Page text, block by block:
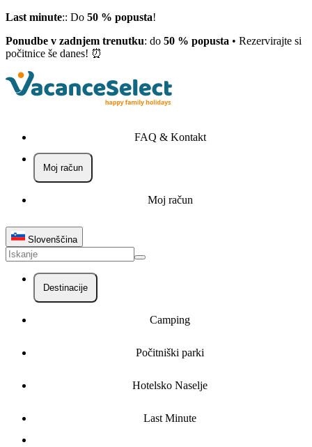
Last minute:: Do 50 % popusta!
Ponudbe v zadnjem trenutku: do 50 % popusta • Rezervirajte si
počitnice še danes! ⏰
FAQ & Kontakt
Moj račun
Moj račun
Slovenščina
Destinacije
Camping
Počitniški parki
Hotelsko Naselje
Last Minute